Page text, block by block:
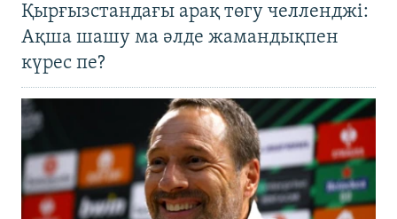
Қырғызстандағы арақ төгу челленджі:
Ақша шашу ма әлде жамандықпен
күрес пе?